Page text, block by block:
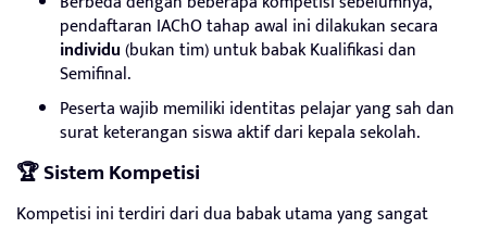
pendaftaran IAChO tahap awal ini dilakukan secara
individu(bukan tim) untuk babak Kualifikasi dan
Semifinal.
Peserta wajib memiliki identitas pelajar yang sah dan
surat keterangan siswa aktif dari kepala sekolah.
🏆 Sistem Kompetisi
Kompetisi ini terdiri dari dua babak utama yang sangat